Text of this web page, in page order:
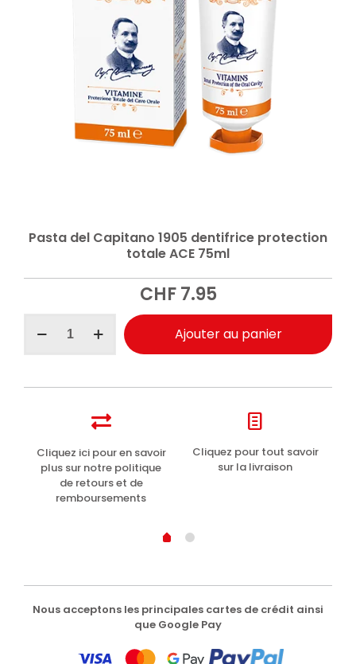
Pasta del Capitano 1905 dentifrice protection
totale ACE 75ml
CHF7.95
ACE
75ml
Ajouter au panier
Cliquez ici pour en savoir
plus sur notre politique
de retours et de
remboursements
Cliquez pour tout savoir
sur la livraison
Nous acceptons les principales cartes de crédit ainsi
que Google Pay